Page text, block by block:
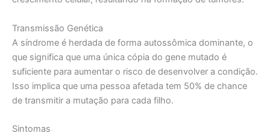
Transmissão Genética
A síndrome é herdada de forma autossômica dominante, o
que significa que uma única cópia do gene mutado é
suficiente para aumentar o risco de desenvolver a condição.
Isso implica que uma pessoa afetada tem 50% de chance
de transmitir a mutação para cada filho.
Sintomas